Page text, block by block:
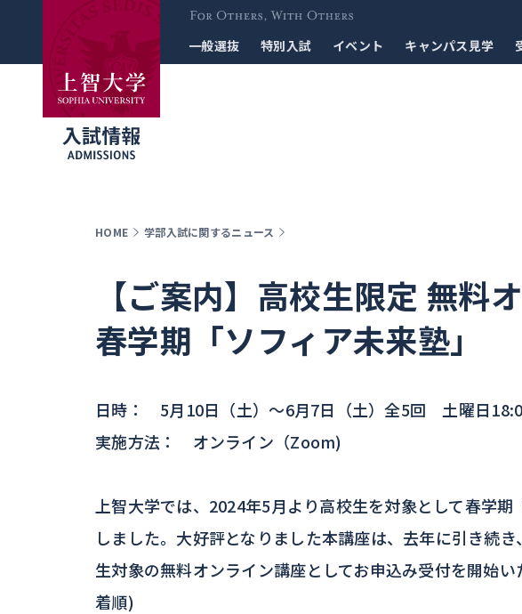
For Others, With
Others
一般選抜 特別入試 イベント キャンパス見学
HOME 学部入試に関するニュース
【ご案内】高校生限定 無料
春学期「ソフィア未来塾」
日時： 5月10日（土）～6月7日（土）全5回 土曜日
実施方法： オンライン（Zoom)
上智大学では、2024年5月より高校生を対象として春学
しました。大好評となりました本講座は、去年に引き続
生対象の無料オンライン講座としてお申込み受付を開始
着順)